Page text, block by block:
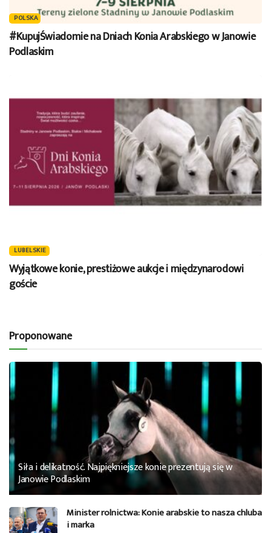
POLSKA
#KupujŚwiadomie na Dniach Konia Arabskiego w Janowie
Podlaskim
LUBELSKIE
Wyjątkowe konie, prestiżowe aukcje i międzynarodowi
goście
Proponowane
Siła i delikatność. Najpiękniejsze konie prezentują się w
Janowie Podlaskim
Minister rolnictwa: Konie arabskie to nasza chluba
i marka